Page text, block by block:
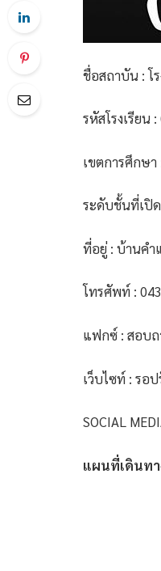
ชื่อสถาบัน : โ
รหัสโรงเรียน
เขตการศึกษ
ระดับชั้นที่เปิ
ที่อยู่ : บ้านคำ
โทรศัพท์ :
แฟกซ์ : สอบ
เว็บไซท์ : รอ
SOCIAL
แผนที่เดินทา